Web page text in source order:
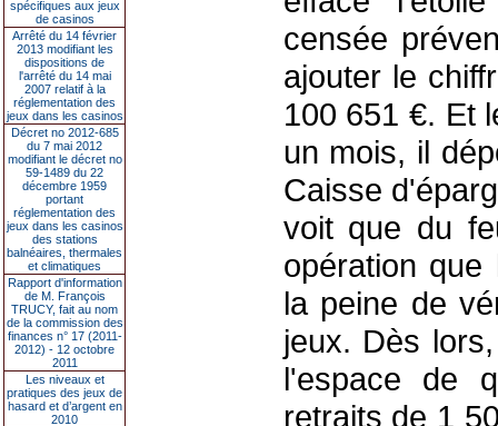
spécifiques aux jeux
de casinos
Arrêté du 14 février
2013 modifiant les
dispositions de
l'arrêté du 14 mai
2007 relatif à la
réglementation des
jeux dans les casinos
Décret no 2012-685
du 7 mai 2012
modifiant le décret no
59-1489 du 22
décembre 1959
portant
réglementation des
jeux dans les casinos
des stations
balnéaires, thermales
et climatiques
Rapport d'information
de M. François
TRUCY, fait au nom
de la commission des
finances n° 17 (2011-
2012) - 12 octobre
2011
Les niveaux et
pratiques des jeux de
hasard et d’argent en
2010
censée
ajouter le
100 651 €. Et
un mois, il
Caisse
voit que du
opération
la peine de
jeux. Dès
l'espace de
retraits de 1